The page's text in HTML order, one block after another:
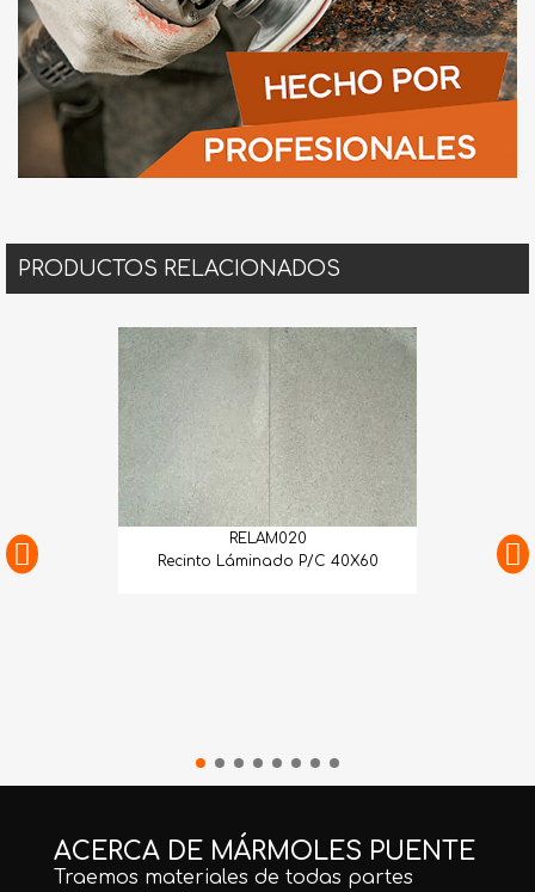
PRODUCTOS RELACIONADOS
RELAM020
Recinto Láminado P/C 40X60
ACERCA DE MÁRMOLES PUENTE
Traemos materiales de todas partes